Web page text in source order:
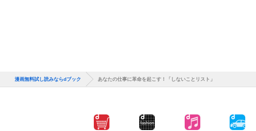
漫画無料試し読みならdブック あなたの仕事に革命を起こす！「しないことリスト」